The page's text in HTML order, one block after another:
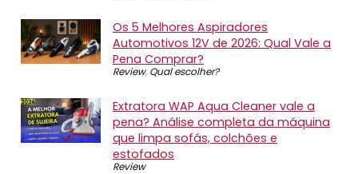
Os 5 Melhores Aspiradores
Automotivos 12V de 2026: Qual Vale a
Pena Comprar?
Review, Qual escolher?
Extratora WAP Aqua Cleaner vale a
pena? Análise completa da máquina
que limpa sofás, colchões e
estofados
Review